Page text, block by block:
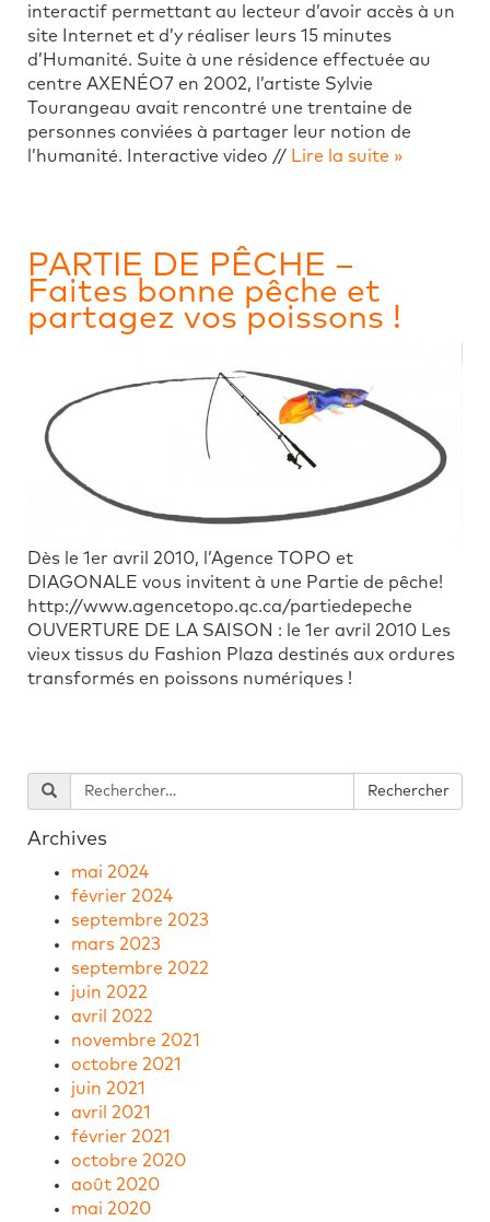
interactif permettant au lecteur d’avoir accès à un
site Internet et d’y réaliser leurs 15 minutes
d’Humanité. Suite à une résidence effectuée au
centre AXENÉO7 en 2002, l’artiste Sylvie
Tourangeau avait rencontré une trentaine de
personnes conviées à partager leur notion de
l’humanité. Interactive video // Lire la suite »
PARTIE DE PÊCHE –
Faites bonne pêche et
partagez vos poissons !
Dès le 1er avril 2010, l’Agence TOPO et
DIAGONALE vous invitent à une Partie de pêche!
http://www.agencetopo.qc.ca/partiedepeche
OUVERTURE DE LA SAISON : le 1er avril 2010 Les
vieux tissus du Fashion Plaza destinés aux ordures
transformés en poissons numériques !
Archives
mai 2024
février 2024
septembre 2023
mars 2023
septembre 2022
juin 2022
avril 2022
novembre 2021
octobre 2021
juin 2021
avril 2021
février 2021
octobre 2020
août 2020
mai 2020